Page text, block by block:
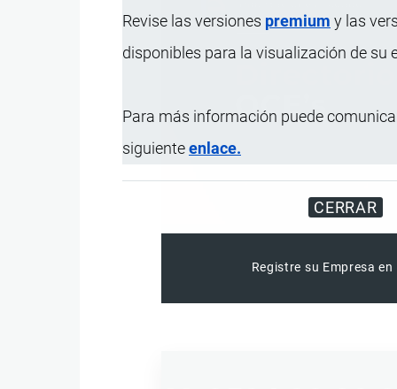
Revise las versiones premium y las
disponibles para la visualización de su
Para más información puede
siguienteenlace.
CERRAR
Registre su Empresa